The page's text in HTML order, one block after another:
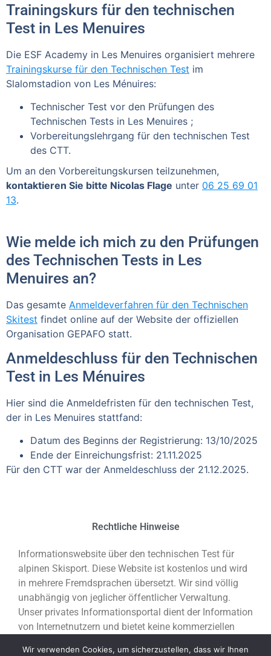
Trainingskurs für den technischen
Test in Les Menuires
Die ESF Academy in Les Menuires organisiert mehrere
Trainingskurse für den Technischen Test im
Slalomstadion von Les Ménuires:
Technischer Test vor den Prüfungen des
Technischen Tests in Les Menuires ;
Vorbereitungslehrgang für den technischen Test
des CTT.
Um an den Vorbereitungskursen teilzunehmen,
kontaktieren Sie bitte Nicolas Flage unter 06 25 69 01
13.
Wie melde ich mich zu den Prüfungen
des Technischen Tests in Les
Menuires an?
Das gesamte Anmeldeverfahren für den Technischen
Skitest findet online auf der Website der offiziellen
Organisation GEPAFO statt.
Anmeldeschluss für den Technischen
Test in Les Ménuires
Hier sind die Anmeldefristen für den technischen Test,
der in Les Menuires stattfand:
Datum des Beginns der Registrierung: 13/10/2025
Ende der Einreichungsfrist: 21.11.2025
Für den CTT war der Anmeldeschluss der 21.12.2025.
Rechtliche Hinweise
Informationswebsite über den technischen Test für
alpinen Skisport. Diese Website ist kostenlos und wird
in mehrere Fremdsprachen übersetzt. Wir sind völlig
unabhängig von jeglicher öffentlicher Verwaltung.
Unser privates Informationsportal dient der Information
von Internetnutzern und bietet keine kommerziellen
Wir verwenden Cookies, um sicherzustellen, dass wir Ihnen